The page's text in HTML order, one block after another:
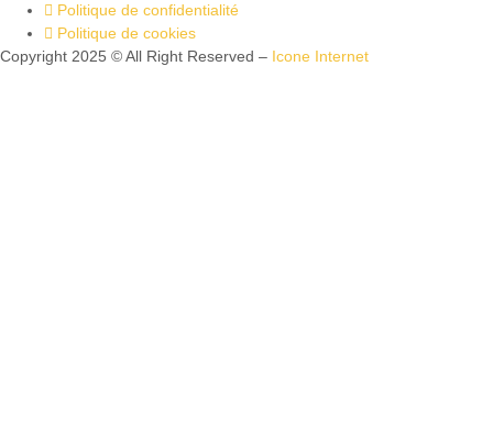
Politique de confidentialité
Politique de cookies
Copyright 2025 © All Right Reserved – Icone Internet